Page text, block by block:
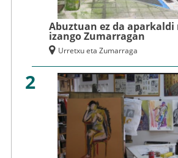
Abuztuan ez da
izango Zumarragan
Urretxu eta Zumarraga
2